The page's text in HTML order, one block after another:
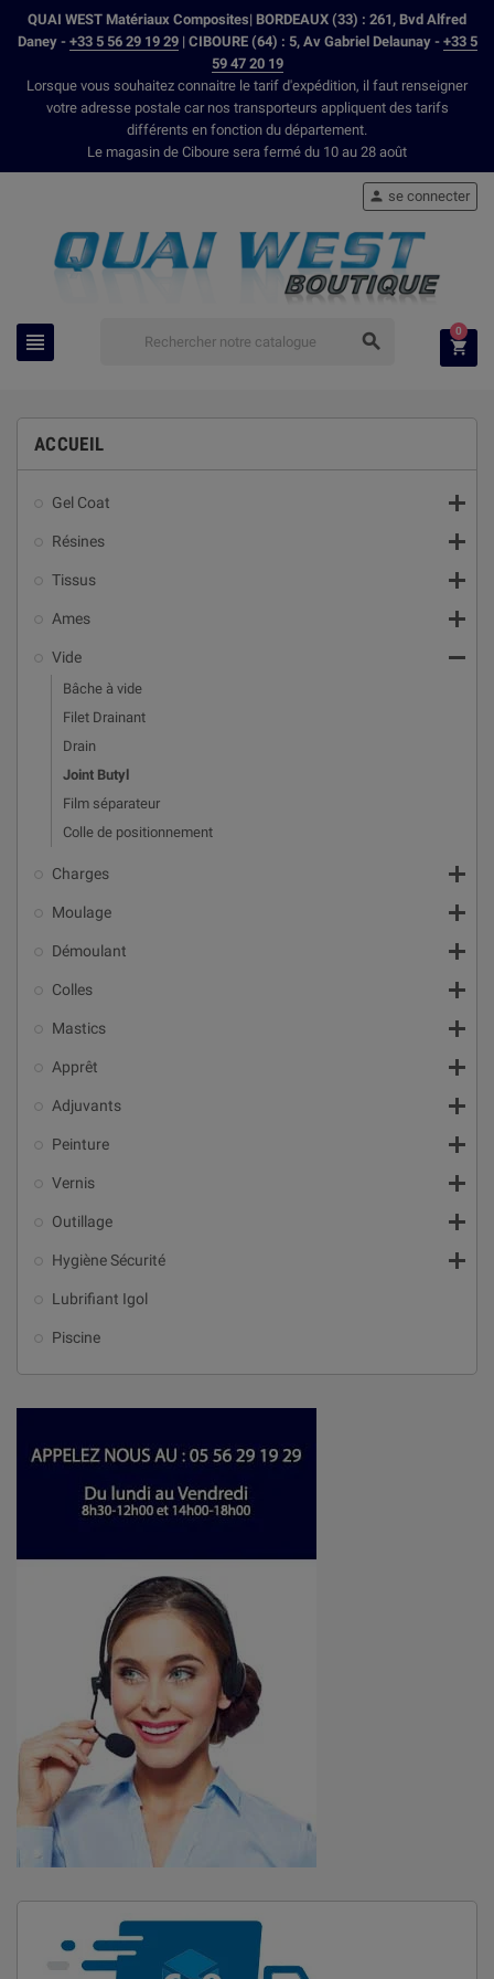
QUAI WEST Matériaux Composites| BORDEAUX (33) : 261, Bvd Alfred
Daney - +33 5 56 29 19 29| CIBOURE (64) : 5, Av Gabriel Delaunay - +33 5
59 47 20 19
Lorsque vous souhaitez connaitre le tarif d'expédition, il faut renseigner
votre adresse postale car nos transporteurs appliquent des tarifs
différents en fonction du département.
Le magasin de Ciboure sera fermé du 10 au 28 août
 
 se connecter

0
ACCUEIL
Gel Coat 
Résines 
Tissus 
Ames 
Vide 
Bâche à vide
Filet Drainant
Drain
Joint Butyl
Film séparateur
Colle de positionnement
Charges 
Moulage 
Démoulant 
Colles 
Mastics 
Apprêt 
Adjuvants 
Peinture 
Vernis 
Outillage 
Hygiène Sécurité 
Lubrifiant Igol
Piscine